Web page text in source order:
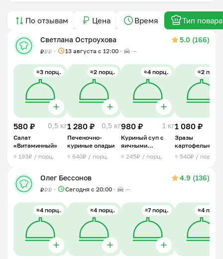
По отзывам Цена Время Тип повара
Светлана Остроухова 5.0 (166)
₽₽₽ 13 августа с 12:00 —
≈3 порц.
580 ₽ 0,5 кг
Салат
«Витаминный»
≈ 193₽ / порц.
≈2 порц.
1 280 ₽ 0,5 кг
Печеночно-
куриные оладьи
≈ 640₽ / порц.
≈4 порц.
980 ₽ 1 кг
Куриный суп с
яичными
блинчиками
≈ 245₽ / порц.
≈2 порц.
1 080 ₽
Зразы
картофельные с
грибами
≈ 540₽ / порц.
Олег Бессонов 4.9 (136)
₽₽₽ Сегодня с 20:00 —
≈4 порц. ≈4 порц. ≈7 порц. ≈4 порц.